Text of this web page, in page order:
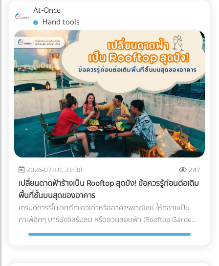
เป็นยอดจองหรือยัง? เข้ามาเปรียบเทียบผลงานและติดต่อเอเจน
ซี่ระดับมืออาชีพได้ฟรีทันทีที่ At-once ให้เราเป็นสะพานเชื่อมธุรกิจ
คุณสู่ความสำเร็จ!
ได้เลย 5. ทำธุรกรรมคริปโตฯ หรือ Digital Assets โดยไม่ลง
บัญชี การรับชำระค่าสินค้าจากคู่ค้าต่างประเทศด้วย
Cryptocurrency แล้วไม่แปลงค่าเงินมาบันทึกเป็นรายได้ หรือโอน
เข้ากระเป๋าส่วนตัว ถือเป็นการหลบเลี่ยงภาษีที่ปัจจุบันสรรพากร
ร่วมมือกับกระดานเทรด (Exchange) เพื่อตรวจสอบร่องรอย
(Blockchain Tracing) ได้อย่างแม่นยำ อย่ารอให้จดหมาย
ประเมินภาษีย้อนหลังส่งมาถึงบริษัท! การป้องกันที่ดีที่สุดคือการ
วางโครงสร้างระบบบัญชีที่โปร่งใสและถูกต้องตามกฎหมาย หาก
คุณต้องการเปลี่ยนผู้ทำบัญชี หรือกำลังมองหาสำนักงานบัญชีที่
เชี่ยวชาญ โดยเฉพาะการวางแผนภาษีองค์กรยุคใหม่... เข้ามา
เลือกเปรียบเทียบผู้เชี่ยวชาญตัวจริงได้ที่ At-once เพื่อหมดห่วง
เรื่องภาษี แล้วโฟกัสกับการเติบโตของธุรกิจได้อย่างเต็มที่!
ของคุณผลิตบรรจุภัณฑ์ที่รีไซเคิลยาก หรือปล่อยคาร์บอนสูง
ลูกค้ารายใหญ่ระดับโลกจะตัดคุณออกจาก Supply Chain ทันที
นี่คือเหตุผลว่าทำไมการเปลี่ยนมาใช้วัสดุรักษ์โลกจึงเป็นทางรอด
เดียว ทำไมต้องเป็นกระดาษ FSC และ หมึกถั่วเหลือง (Soy Ink)?
เมื่อพูดถึงการพิมพ์บรรจุภัณฑ์ องค์ประกอบหลักที่ถูกเพ่งเล็งคือ
"กระดาษ" และ "หมึกพิมพ์" กระดาษ FSC (Forest Stewardship
Council): คือกระดาษที่ได้รับการรับรองว่ามาจากป่าปลูกเชิง
พาณิชย์ที่มีการจัดการอย่างยั่งยืน ไม่ตัดไม้ทำลายป่า การใช้
สัญลักษณ์ FSC บนบรรจุภัณฑ์คือใบผ่านทางชั้นดีที่ช่วยให้สินค้า
ของคุณส่งออกไปยังยุโรปและอเมริกาได้โดยไม่ถูกตั้งคำถาม หมึก
ถั่วเหลือง (Soy Ink): หมึกพิมพ์แบบดั้งเดิม (Petroleum-based)
มีสาร VOCs (Volatile Organic Compounds) สูง ซึ่งเป็นก๊าซ
เรือนกระจกและเป็นอุปสรรคต่อกระบวนการรีไซเคิลกระดาษ ใน
ขณะที่ Soy Ink ทำจากน้ำมันพืช ย่อยสลายได้ทางชีวภาพ และ
ทำให้กระดาษถูกนำไปรีไซเคิลใหม่ได้ง่ายขึ้นมาก Key Insight: การ
เปลี่ยนมาใช้ Soy Ink ไม่ได้ทำให้สีสันของบรรจุภัณฑ์ดรอปลง ใน
ทางกลับกัน เม็ดสีในน้ำมันถั่วเหลืองยังช่วยให้งานพิมพ์มีความ
สดใสและคมชัดมากกว่าหมึกปิโตรเลียมในบางเฉดสีอีกด้วย ข้อ
แตกต่างระหว่าง หมึกดั้งเดิม Vs. Soy Ink ยกระดับบรรจุภัณฑ์
ของคุณ เพื่อพิชิตใจลูกค้ารายใหญ่ อย่าปล่อยให้บรรจุภัณฑ์แบบ
At-Once
Hand tools
2026-07-10, 21:38 247
เปลี่ยนดาดฟ้าร้างเป็น Rooftop สุดปัง! ข้อควรรู้ก่อนต่อเติม
พื้นที่ชั้นบนสุดของอาคาร
เทรนด์การรีโนเวทตึกแถวเก่าหรืออาคารพาณิชย์ ให้กลายเป็น
คาเฟ่ชิคๆ บาร์นั่งชิลรับลม หรือสวนลอยฟ้า (Rooftop Garden)
กำลังได้รับความนิยมอย่างมากในยุคปัจจุบัน พื้นที่ดาดฟ้าที่เคย